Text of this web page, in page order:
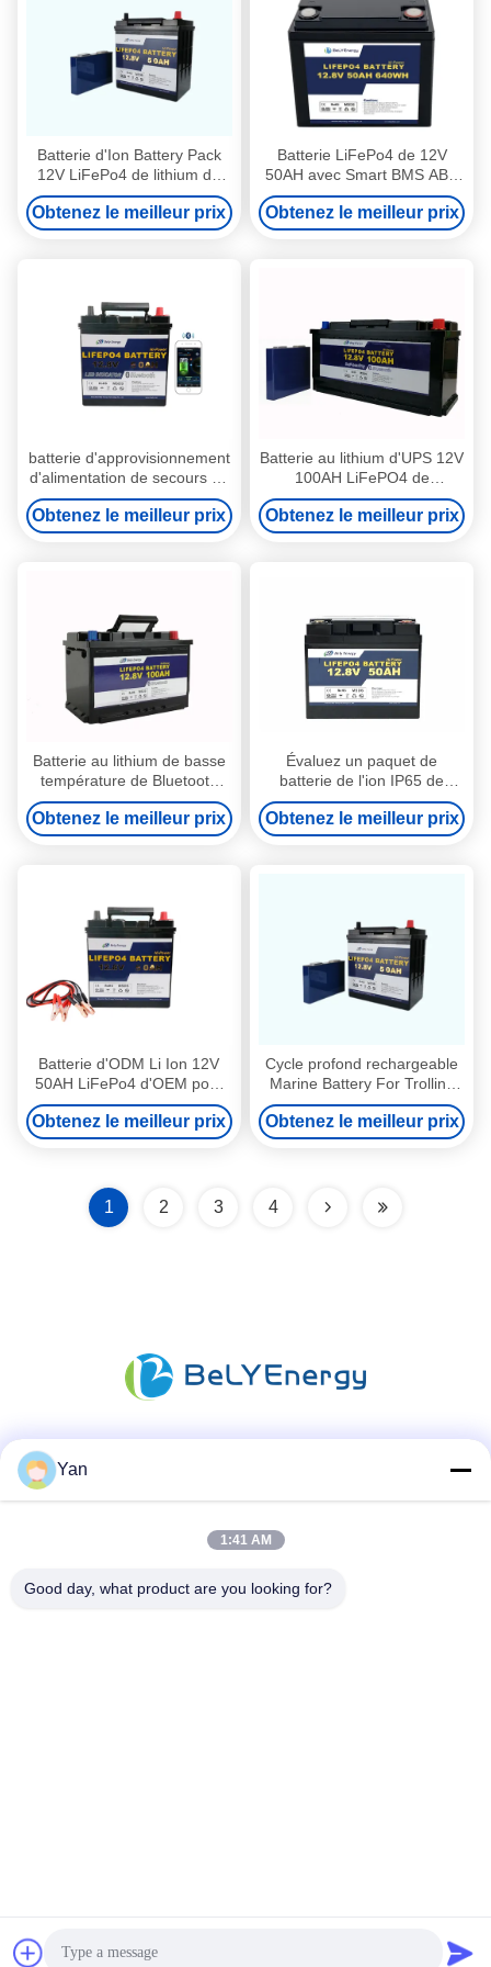
Batterie d'Ion Battery Pack
12V LiFePo4 de lithium de
Yachit 50Ah avec LED
Indictor
Obtenez le meilleur prix
Batterie LiFePo4 de 12V
50AH avec Smart BMS ABS
anti-UV et classe IP IP65
Obtenez le meilleur prix
batterie d'approvisionnement
d'alimentation de secours de
batterie au lithium de 640Wh
12V 50000mAh Bluetooth
Obtenez le meilleur prix
Batterie au lithium d'UPS 12V
100AH LiFePO4 de
caravanes avec des
éléments de chauffe
Bluetooth
Obtenez le meilleur prix
Batterie au lithium de basse
température de Bluetooth
d'éléments de chauffe 12V
100AH rechargeable
Obtenez le meilleur prix
Évaluez un paquet de
batterie de l'ion IP65 de
lithium du vélo 12v 50ah d'E
pour le panneau solaire
Obtenez le meilleur prix
Batterie d'ODM Li Ion 12V
50AH LiFePo4 d'OEM pour
Yachit
Obtenez le meilleur prix
Cycle profond rechargeable
Marine Battery For Trolling
Motor de 4S1P 640WH 12V
50AH
Obtenez le meilleur prix
1 2 3 4
© de Copyright 2021-2026 Shenzhen Bely Energy Technology
Co., Ltd. . Tous droits réservés.
Yan
1:41 AM
Good day, what product are you looking for?